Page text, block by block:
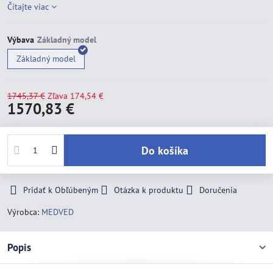
Čítajte viac
Výbava
Základný model
1745,37 € Zľava 174,54 €
1570,83 €
Do košíka
Pridať k Obľúbeným Otázka k produktu
Doručenia
Výrobca: MEDVED
Popis